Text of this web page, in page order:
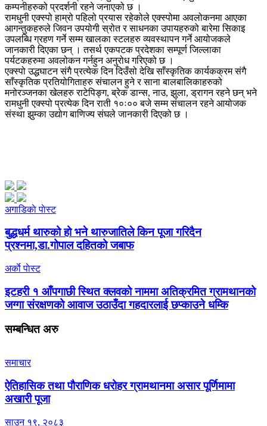
कम्पनीहरुको प्रदर्शनी रहने जनाएको छ ।
रामधुनी एक्स्पो हाम्रो पहिलो प्रयास रहेकोले एक्स्पोमा अवलोकनमा आएका
आगन्तुकहरुले जिवन उपयोगी स्रोत र साधनका उपायहरुको बारेमा सिकाइ
उपलब्धि ग्रहण गर्ने सम्म खालका स्टलहरु व्यवस्थापन गर्ने आयोजकले
जानकारी दिएका छन् । तसर्थ एकपटक प्रदेशका सम्पूर्ण जिल्लाका
पर्यटकहरुमा अवलोकन गर्नहुन अनुरोध गरिएको छ ।
एक्स्पो उद्धघाटन संगै प्रत्येक दिन दिउँसो देखि साँस्कृतिक कार्यकक्रम संगै
साँस्कृतिक प्रतियोगिताहरु संचालन हुने र साना बालबालिकाहरुको
मनोरञ्जनका खेलहरु राटेपिङ्ग, ब्रेक डान्स, नाउ, झुला, ड्रागन रहने छन् भने
रामधुनी एक्स्पो प्रत्येक दिन राती १०ः०० बजे सम्म संचालन रहने आयोजक
संस्था झुम्का उद्योग बाणिज्य संघले जानकारी दिएको छ ।
अगाडिकाे पाेस्ट
बुद्धधर्म थारुको हो भने थारुजातिले किन पूजा गरिदैन
प्रश्नमा,डा.गोपाल दहितको जबाफ
अर्काे पाेस्ट
इटहरी १ आँपगाछी स्थित क्लवको नाममा अतिक्रमित ग्रामथानको
जग्गा संरक्षणको आवाज उठाउँदा गहदारलाई छप्काउने धम्कि
सम्बन्धितअरु
समाचार
ऐतिहासिक तथा पौराणिक धरोहर ग्रामथानमा असार पूर्णिमामा
अखारी पूजा
साउन १९, २०८३